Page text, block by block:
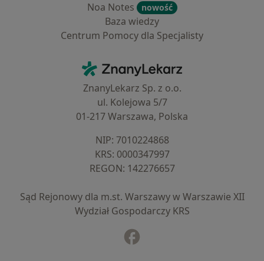
Noa Notes
nowość
Baza wiedzy
Centrum Pomocy dla Specjalisty
ZnanyLekarz - Strona główna
ZnanyLekarz Sp. z o.o.
ul. Kolejowa 5/7
01-217 Warszawa, Polska
NIP: ⁠7010224868
KRS: ⁠0000347997
REGON: ⁠142276657
Sąd Rejonowy dla m.st. Warszawy w Warszawie XII
Wydział Gospodarczy KRS